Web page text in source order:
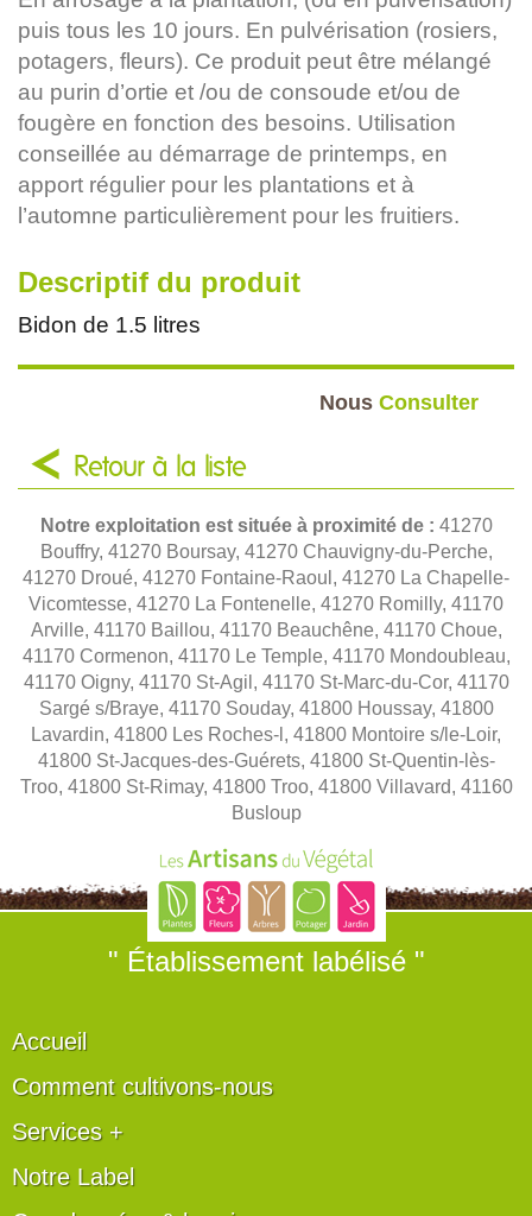
puis tous les 10 jours. En pulvérisation (rosiers,
potagers, fleurs). Ce produit peut être mélangé
au purin d’ortie et /ou de consoude et/ou de
fougère en fonction des besoins. Utilisation
conseillée au démarrage de printemps, en
apport régulier pour les plantations et à
l’automne particulièrement pour les fruitiers.
Descriptif du produit
Bidon de 1.5 litres
Nous Consulter
Retour à la liste
Notre exploitation est située à proximité de : 41270
Bouffry, 41270 Boursay, 41270 Chauvigny-du-Perche,
41270 Droué, 41270 Fontaine-Raoul, 41270 La Chapelle-
Vicomtesse, 41270 La Fontenelle, 41270 Romilly, 41170
Arville, 41170 Baillou, 41170 Beauchêne, 41170 Choue,
41170 Cormenon, 41170 Le Temple, 41170 Mondoubleau,
41170 Oigny, 41170 St-Agil, 41170 St-Marc-du-Cor, 41170
Sargé s/Braye, 41170 Souday, 41800 Houssay, 41800
Lavardin, 41800 Les Roches-l, 41800 Montoire s/le-Loir,
41800 St-Jacques-des-Guérets, 41800 St-Quentin-lès-
Troo, 41800 St-Rimay, 41800 Troo, 41800 Villavard, 41160
Busloup
" Établissement labélisé "
Accueil
Comment cultivons-nous
Services +
Notre Label